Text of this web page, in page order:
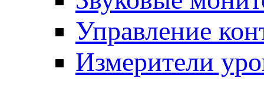
Управление
Измерители